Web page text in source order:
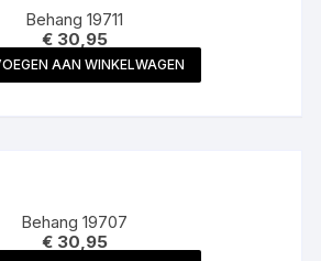
Behang 19711
€30,95
AAN WINKELWAGEN
Behang 19707
€30,95